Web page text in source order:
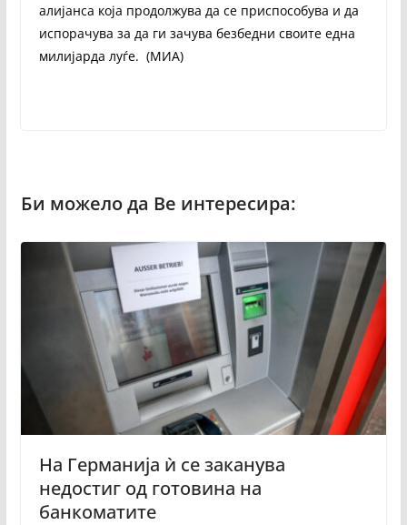
алијанса која продолжува да се приспособува и да
испорачува за да ги зачува безбедни своите една
милијарда луѓе. (МИА)
На Германија ѝ се заканува
недостиг од готовина на
банкоматите